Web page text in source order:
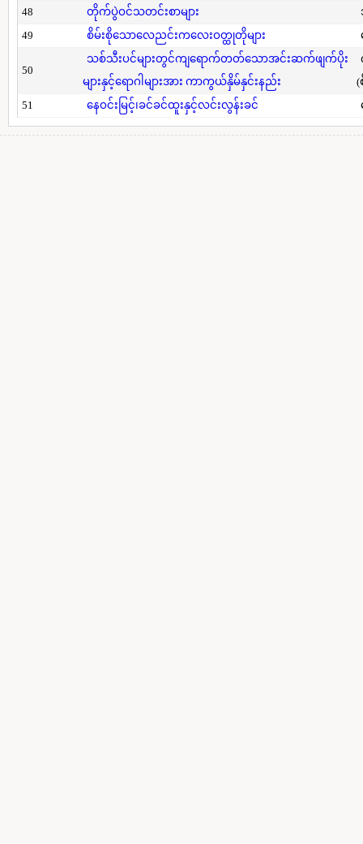
48 တိုက်ပွဲဝင်သတင်းစာများ
49
စိမ်းစိုသောလေညင်းကလေးဝတ္ထုတိုများ
50
သစ်သီးပင်များတွင်ကျရောက်တတ်သောအင်းဆက်ဖျက်ပိုး
များနှင့်ရောဂါများအား ကာကွယ်နှိမ်နှင်းနည်း
(
51
နေဝင်းမြင့်၊ခင်ခင်ထူးနှင့်လင်းလွန်းခင်